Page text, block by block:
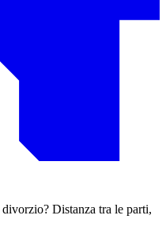
Distanza tra le parti,